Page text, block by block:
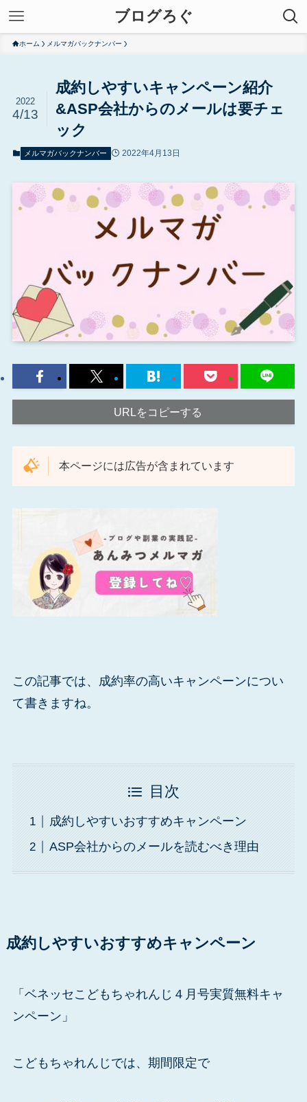
ブログろぐ
ホーム メルマガバックナンバー
成約しやすいキャンペーン紹介
&ASP会社からのメールは要チェ
ック
2022
4/13
メルマガバックナンバー 2022年4月13日
URLをコピーする
本ページには広告が含まれています
この記事では、成約率の高いキャンペーンについ
て書きますね。
目次
成約しやすいおすすめキャンペーン
ASP会社からのメールを読むべき理由
成約しやすいおすすめキャンペーン
「ベネッセこどもちゃれんじ４月号実質無料キャ
ンペーン」
こどもちゃれんじでは、期間限定で